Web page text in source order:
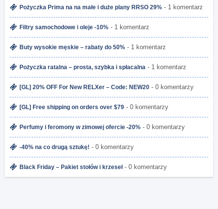
Pożyczka Prima na na małe i duże plany RRSO 29% - 1 komentarz
Filtry samochodowe i oleje -10% - 1 komentarz
Buty wysokie męskie – rabaty do 50% - 1 komentarz
Pożyczka ratalna – prosta, szybka i spłacalna - 1 komentarz
[GL] 20% OFF For New RELXer – Code: NEW20 - 0 komentarzy
[GL] Free shipping on orders over $79 - 0 komentarzy
Perfumy i feromony w zimowej ofercie -20% - 0 komentarzy
-40% na co drugą sztukę! - 0 komentarzy
Black Friday – Pakiet stołów i krzeseł- 0 komentarzy